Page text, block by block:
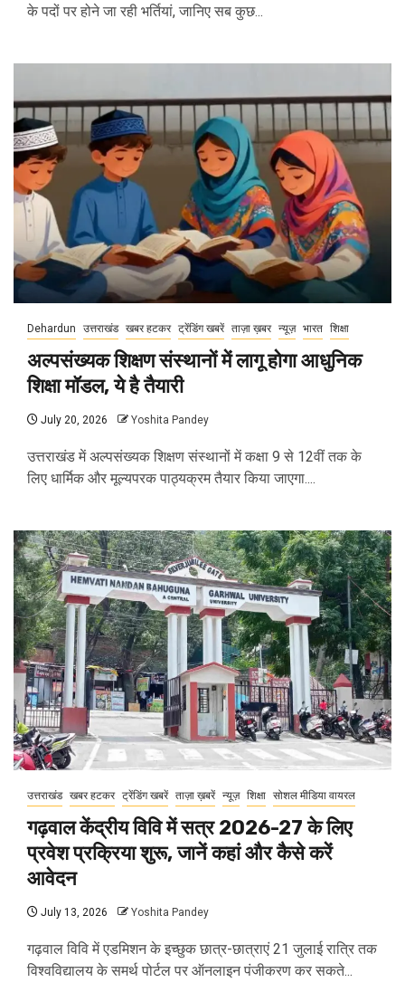
के पदों पर होने जा रही भर्तियां, जानिए सब कुछ...
Dehardun उत्तराखंड खबर हटकर ट्रेंडिंग खबरें ताज़ा ख़बर न्यूज़ भारत शिक्षा
अल्पसंख्यक शिक्षण संस्थानों में लागू होगा आधुनिक
शिक्षा मॉडल, ये है तैयारी
July 20, 2026 Yoshita Pandey
उत्तराखंड में अल्पसंख्यक शिक्षण संस्थानों में कक्षा 9 से 12वीं तक के
लिए धार्मिक और मूल्यपरक पाठ्यक्रम तैयार किया जाएगा....
उत्तराखंड खबर हटकर ट्रेंडिंग खबरें ताज़ा ख़बरें न्यूज़ शिक्षा सोशल मीडिया वायरल
गढ़वाल केंद्रीय विवि में सत्र 2026-27 के लिए
प्रवेश प्रक्रिया शुरू, जानें कहां और कैसे करें
आवेदन
July 13, 2026 Yoshita Pandey
गढ़वाल विवि में एडमिशन के इच्छुक छात्र-छात्राएं 21 जुलाई रात्रि तक
विश्वविद्यालय के समर्थ पोर्टल पर ऑनलाइन पंजीकरण कर सकते...